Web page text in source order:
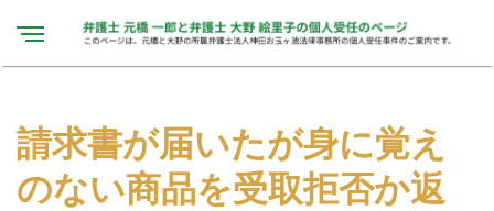
請求書が届いたが身に覚え
のない商品を受取拒否か返